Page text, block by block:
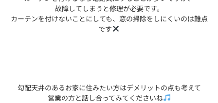
故障してしまうと修理が必要です。
カーテンを付けないことにしても、窓の掃除をしにくいのは難点
です
勾配天井のあるお家に住みたい方はデメリットの点も考えて
営業の方と話し合ってみてくださいね